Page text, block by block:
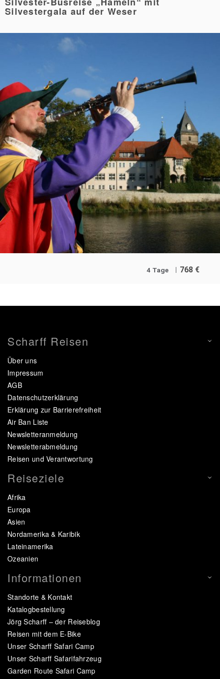
Silvestergala auf der Weser
4 Tage 768 €
Scharff Reisen
Über uns
Impressum
AGB
Datenschutzerklärung
Erklärung zur Barrierefreiheit
Air Ban Liste
Newsletteranmeldung
Newsletterabmeldung
Reisen und Verantwortung
Reiseziele
Afrika
Europa
Asien
Nordamerika & Karibik
Lateinamerika
Ozeanien
Informationen
Standorte & Kontakt
Katalogbestellung
Jörg Scharff – der Reiseblog
Reisen mit dem E-Bike
Unser Scharff Safari Camp
Unser Scharff Safarifahrzeug
Garden Route Safari Camp